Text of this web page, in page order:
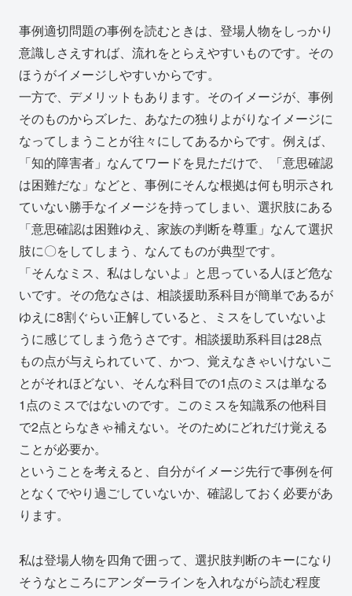
事例適切問題の事例を読むときは、登場人物をしっかり
意識しさえすれば、流れをとらえやすいものです。その
ほうがイメージしやすいからです。
一方で、デメリットもあります。そのイメージが、事例
そのものからズレた、あなたの独りよがりなイメージに
なってしまうことが往々にしてあるからです。例えば、
「知的障害者」なんてワードを見ただけで、「意思確認
は困難だな」などと、事例にそんな根拠は何も明示され
ていない勝手なイメージを持ってしまい、選択肢にある
「意思確認は困難ゆえ、家族の判断を尊重」なんて選択
肢に〇をしてしまう、なんてものが典型です。
「そんなミス、私はしないよ」と思っている人ほど危な
いです。その危なさは、相談援助系科目が簡単であるが
ゆえに8割ぐらい正解していると、ミスをしていないよ
うに感じてしまう危うさです。相談援助系科目は28点
もの点が与えられていて、かつ、覚えなきゃいけないこ
とがそれほどない、そんな科目での1点のミスは単なる
1点のミスではないのです。このミスを知識系の他科目
で2点とらなきゃ補えない。そのためにどれだけ覚える
ことが必要か。
ということを考えると、自分がイメージ先行で事例を何
となくでやり過ごしていないか、確認しておく必要があ
ります。
私は登場人物を四角で囲って、選択肢判断のキーになり
そうなところにアンダーラインを入れながら読む程度